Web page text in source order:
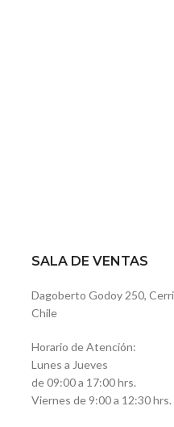
SALA DE VENTAS
Dagoberto Godoy 250,
Chile
Horario de Atención:
Lunes a Jueves
de 09:00 a 17:00 hrs.
Viernes de 9:00 a 12:30 hrs.